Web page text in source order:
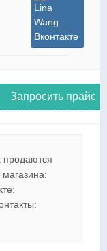
Lina
Wang
Вконтакте
Запросить прайс
продаются